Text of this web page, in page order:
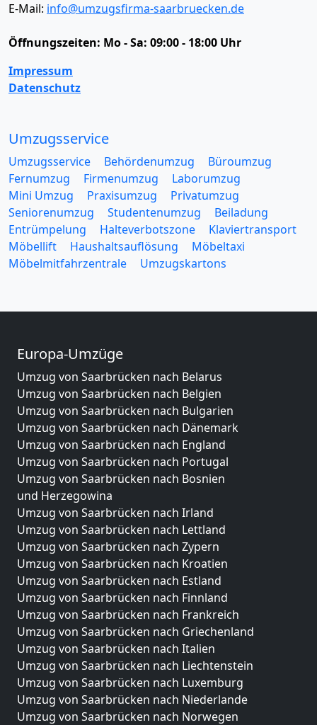
E-Mail: info@umzugsfirma-saarbruecken.de
Öffnungszeiten: Mo - Sa: 09:00 - 18:00 Uhr
Impressum
Datenschutz
Umzugsservice
Umzugsservice Behördenumzug
Büroumzug
Fernumzug
Firmenumzug
Laborumzug
Mini Umzug
Praxisumzug
Privatumzug
Seniorenumzug
Studentenumzug
Beiladung
Entrümpelung
Halteverbotszone
Klaviertransport
Möbellift
Haushaltsauflösung
Möbeltaxi
Möbelmitfahrzentrale
Umzugskartons
Europa-Umzüge
Umzug von Saarbrücken nach Belarus
Umzug von Saarbrücken nach Belgien
Umzug von Saarbrücken nach Bulgarien
Umzug von Saarbrücken nach Dänemark
Umzug von Saarbrücken nach England
Umzug von Saarbrücken nach Portugal
Umzug von Saarbrücken nach Bosnien
und Herzegowina
Umzug von Saarbrücken nach Irland
Umzug von Saarbrücken nach Lettland
Umzug von Saarbrücken nach Zypern
Umzug von Saarbrücken nach Kroatien
Umzug von Saarbrücken nach Estland
Umzug von Saarbrücken nach Finnland
Umzug von Saarbrücken nach Frankreich
Umzug von Saarbrücken nach Griechenland
Umzug von Saarbrücken nach Italien
Umzug von Saarbrücken nach Liechtenstein
Umzug von Saarbrücken nach Luxemburg
Umzug von Saarbrücken nach Niederlande
Umzug von Saarbrücken nach Norwegen